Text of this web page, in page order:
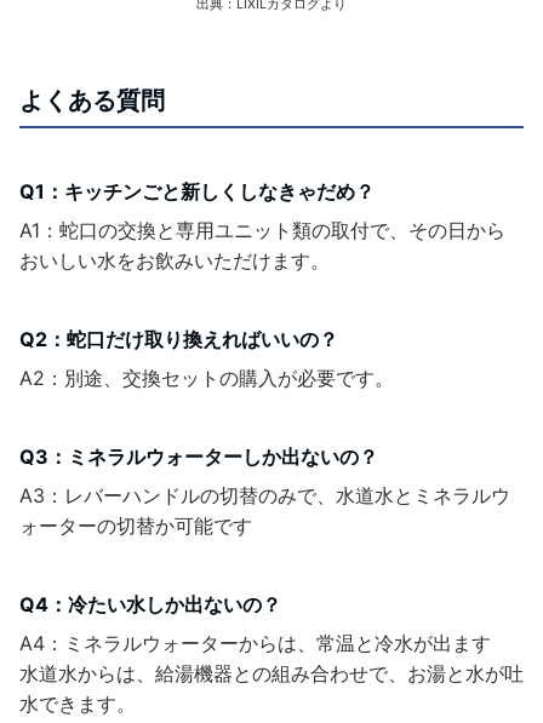
出典：LIXILカタログより
よくある質問
Q1：キッチンごと新しくしなきゃだめ？
A1：蛇口の交換と専用ユニット類の取付で、その日から
おいしい水をお飲みいただけます。
Q2：蛇口だけ取り換えればいいの？
A2：別途、交換セットの購入が必要です。
Q3：ミネラルウォーターしか出ないの？
A3：レバーハンドルの切替のみで、水道水とミネラルウ
ォーターの切替か可能です
Q4：冷たい水しか出ないの？
A4：ミネラルウォーターからは、常温と冷水が出ます
水道水からは、給湯機器との組み合わせで、お湯と水が吐
水できます。